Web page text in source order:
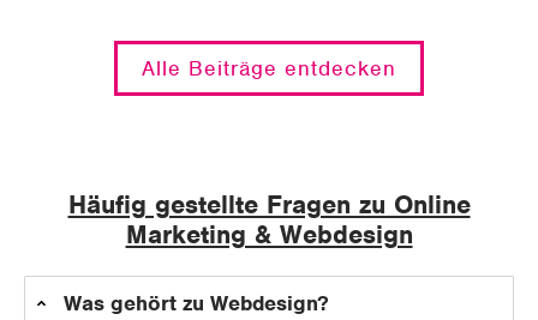
Alle Beiträge entdecken
Häufig gestellte Fragen zu Online
Marketing & Webdesign
Was gehört zu Webdesign?